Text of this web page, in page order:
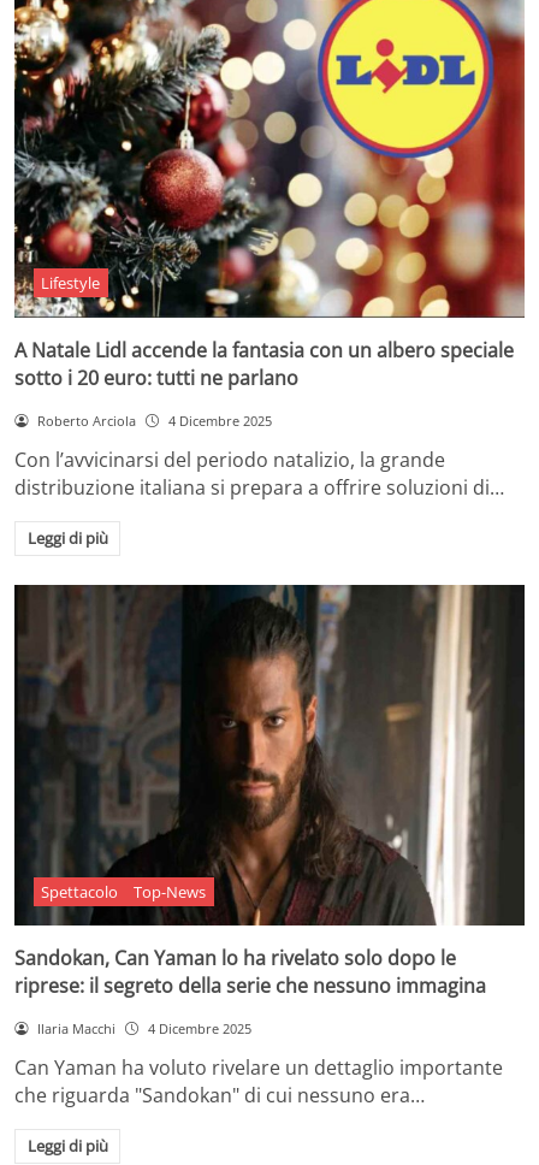
Lifestyle
A Natale Lidl accende la fantasia con un albero speciale
sotto i 20 euro: tutti ne parlano
Roberto Arciola 4 Dicembre 2025
Con l’avvicinarsi del periodo natalizio, la grande
distribuzione italiana si prepara a offrire soluzioni di…
Leggi di più
Spettacolo Top-News
Sandokan, Can Yaman lo ha rivelato solo dopo le
riprese: il segreto della serie che nessuno immagina
Ilaria Macchi 4 Dicembre 2025
Can Yaman ha voluto rivelare un dettaglio importante
che riguarda "Sandokan" di cui nessuno era…
Leggi di più